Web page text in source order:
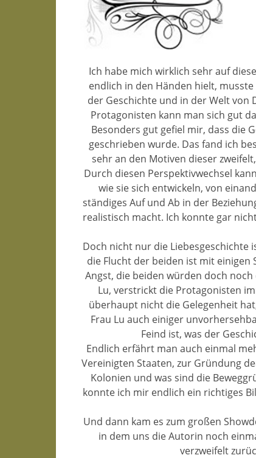
Ich habe mich wirklich sehr auf
endlich in den Händen hielt,
der Geschichte und in der Welt von
Protagonisten kann man sich gut
Besonders gut gefiel mir, dass die
geschrieben wurde. Das fand ich
sehr an den Motiven dieser
Durch diesen Perspektivwechsel
wie sie sich entwickeln, von
ständiges Auf und Ab in der
realistisch macht. Ich konnte gar
Doch nicht nur die Liebesgeschichte
die Flucht der beiden ist mit einigen
Angst, die beiden würden doch
Lu, verstrickt die Protagonisten
überhaupt nicht die Gelegenheit
Frau Lu auch einiger
Feind ist, was der
Endlich erfährt man auch einmal
Vereinigten Staaten, zur Gründung
Kolonien und was sind die
konnte ich mir endlich ein richtiges
Und dann kam es zum großen
in dem uns die Autorin noch
verzweifelt